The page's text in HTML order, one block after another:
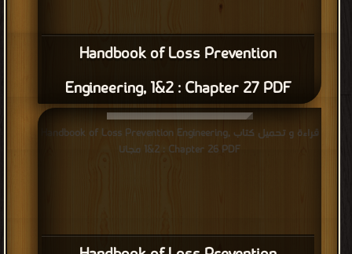
Handbook of Loss Prevention
Engineering, 1&2 : Chapter 27 PDF
قراءة و تحميل كتاب Handbook of Loss Prevention Engineering,
1&2 : Chapter 26 PDF مجانا